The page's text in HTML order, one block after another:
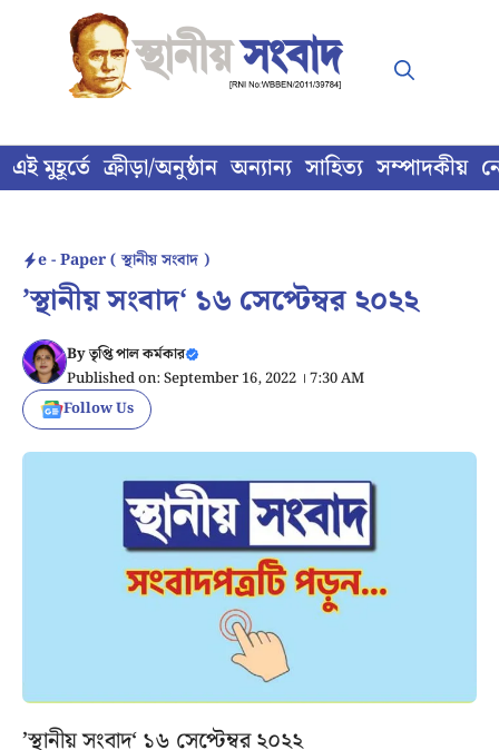
content
এই মুহূর্তে ক্রীড়া/অনুষ্ঠান অন্যান্য সাহিত্য সম্পাদকীয়
e - Paper ( স্থানীয় সংবাদ )
’স্থানীয় সংবাদ‘ ১৬ সেপ্টেম্বর ২০২২
Byতৃপ্তি পাল কর্মকার
Published on: September 16, 2022 । 7:30 AM
Follow Us
’স্থানীয় সংবাদ‘ ১৬ সেপ্টেম্বর ২০২২